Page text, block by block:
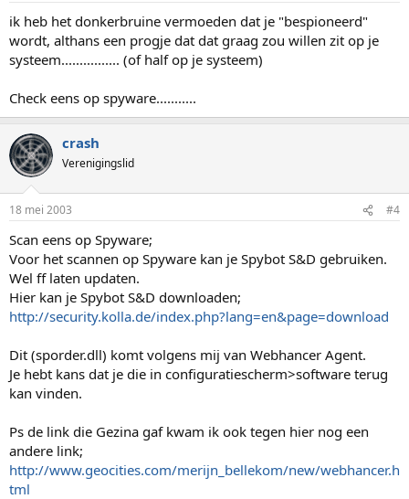
ik heb het donkerbruine vermoeden dat je "bespioneerd"
wordt, althans een progje dat dat graag zou willen zit op je
systeem................ (of half op je systeem)
Check eens op spyware...........
crash
Verenigingslid
18 mei 2003 #4
Scan eens op Spyware;
Voor het scannen op Spyware kan je Spybot S&D gebruiken.
Wel ff laten updaten.
Hier kan je Spybot S&D downloaden;
http://security.kolla.de/index.php?lang=en&page=download
Dit (sporder.dll) komt volgens mij van Webhancer Agent.
Je hebt kans dat je die in configuratiescherm>software terug
kan vinden.
Ps de link die Gezina gaf kwam ik ook tegen hier nog een
andere link;
http://www.geocities.com/merijn_bellekom/new/webhancer.h
tml